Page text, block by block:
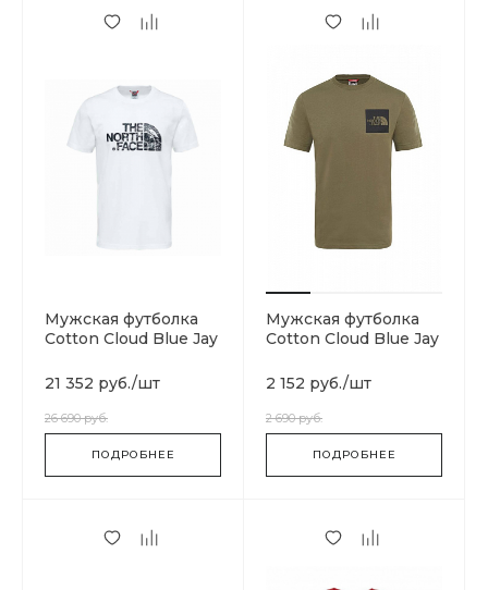
Мужская футболка
Cotton Cloud Blue Jay
21 352 руб./шт
26 690 руб.
ПОДРОБНЕЕ
Мужская футболка
Cotton Cloud Blue Jay
2 152 руб./шт
2 690 руб.
ПОДРОБНЕЕ